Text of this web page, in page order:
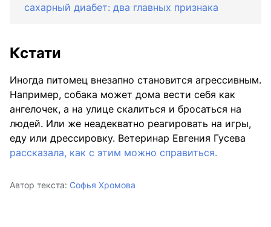
сахарный диабет: два главных признака
Кстати
Иногда питомец внезапно становится агрессивным.
Например, собака может дома вести себя как
ангелочек, а на улице скалиться и бросаться на
людей. Или же неадекватно реагировать на игры,
еду или дрессировку. Ветеринар Евгения Гусева
рассказала, как с этим можно справиться.
Автор текста: Софья Хромова